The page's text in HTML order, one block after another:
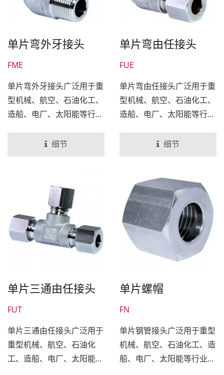
单片弯外牙接头
FME
单片弯外牙接头广泛用于重
型机械、航空、石油化工、
造船、电厂、太阳能等行业
体的管道。 细节
单片弯由任接头
FUE
单片弯由任接头广泛用于重
型机械、航空、石油化工、
造船、电厂、太阳能等行业
体的管道。 细节
单片三通由任接头
FUT
单片三通由任接头广泛用于
重型机械、航空、石油化
工、造船、电厂、太阳能等
单片螺帽
FN
单片钢管接头广泛用于重型
机械、航空、石油化工、造
船、电厂、太阳能等行业之